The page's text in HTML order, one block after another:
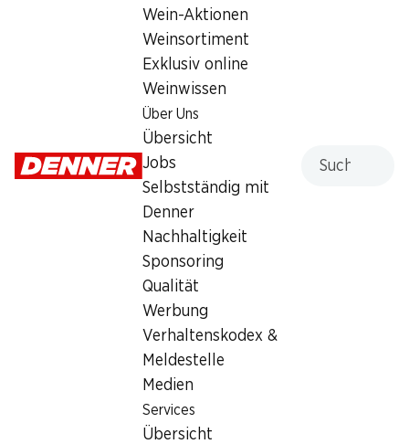
Wein-Aktionen
Weinsortiment
Exklusiv online
Weinwissen
Über Uns
Übersicht
Jobs
Selbstständig mit
Denner
Nachhaltigkeit
Sponsoring
Qualität
Werbung
Verhaltenskodex &
Meldestelle
Medien
Services
Übersicht
Bargeldbezug mit Post - / M-Card